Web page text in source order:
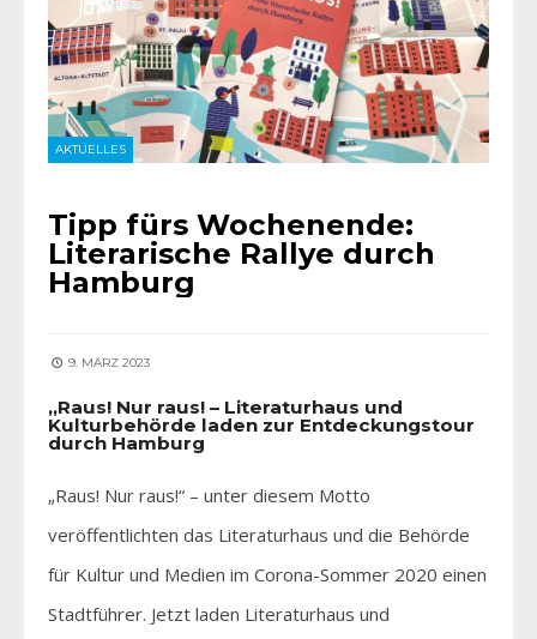
AKTUELLES
Tipp fürs Wochenende:
Literarische Rallye durch
Hamburg
9. MÄRZ 2023
„Raus! Nur raus! – Literaturhaus und
Kulturbehörde laden zur Entdeckungstour
durch Hamburg
„Raus! Nur raus!“ – unter diesem Motto
veröffentlichten das Literaturhaus und die Behörde
für Kultur und Medien im Corona-Sommer 2020 einen
Stadtführer. Jetzt laden Literaturhaus und